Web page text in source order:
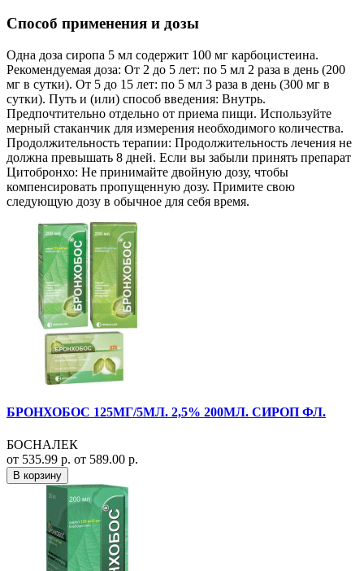
Способ применения и дозы
Одна доза сиропа 5 мл содержит 100 мг карбоцистеина.
Рекомендуемая доза: От 2 до 5 лет: по 5 мл 2 раза в день (200
мг в сутки). От 5 до 15 лет: по 5 мл 3 раза в день (300 мг в
сутки). Путь и (или) способ введения: Внутрь.
Предпочтительно отдельно от приема пищи. Используйте
мерный стаканчик для измерения необходимого количества.
Продолжительность терапии: Продолжительность лечения не
должна превышать 8 дней. Если вы забыли принять препарат
Цитобронхо: Не принимайте двойную дозу, чтобы
компенсировать пропущенную дозу. Примите свою
следующую дозу в обычное для себя время.
БРОНХОБОС 125МГ/5МЛ. 2,5% 200МЛ. СИРОП ФЛ.
БОСНАЛЕК
от 535.99 р. от 589.00 р.
В корзину